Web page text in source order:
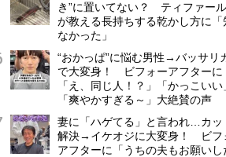
き”に置いてない？ ティファー
が教える長持ちする乾かし方に「
なかった」
“おかっぱ”に悩む男性→バッサリ
で大変身！ ビフォーアフターに
「え、同じ人！？」「かっこいい
「爽やかすぎる～」大絶賛の声
妻に「ハゲてる」と言われ…カッ
解決→イケオジに大変身！ ビフ
アフターに「うちの夫もお願いし